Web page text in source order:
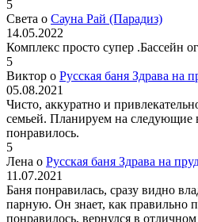
5
Света о Сауна Рай (Парадиз)
14.05.2022
Комплекс просто супер .Бассейн
5
Виктор о Русская баня Здрава на
05.08.2021
Чисто, аккуратно и
семьей. Планируем на следующие
понравилось.
5
Лена о Русская баня Здрава на
11.07.2021
Баня понравилась, сразу видно
парную. Он знает, как правильно
понравилось, вернулся в